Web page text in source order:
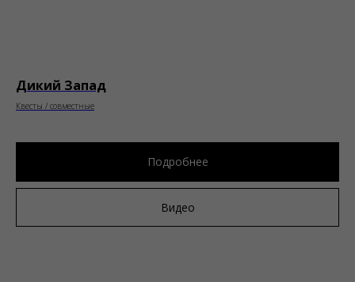
Дикий Запад
Квесты / совместные
Подробнее
Видео